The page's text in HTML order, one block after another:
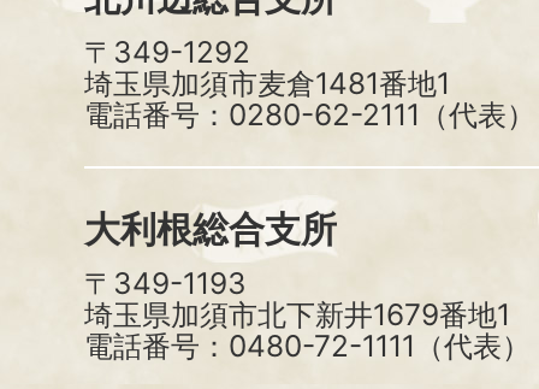
〒349-1292
埼玉県加須市麦倉1481番地1
電話番号：0280-62-2111（代表）
大利根総合支所
〒349-1193
埼玉県加須市北下新井1679番地1
電話番号：0480-72-1111（代表）